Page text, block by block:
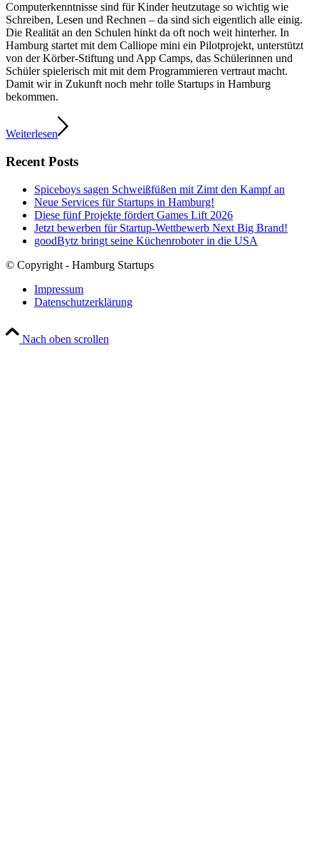
Computerkenntnisse sind für Kinder heutzutage so wichtig wie
Schreiben, Lesen und Rechnen – da sind sich eigentlich alle einig.
Die Realität an den Schulen hinkt da oft noch weit hinterher. In
Hamburg startet mit dem Calliope mini ein Pilotprojekt, unterstützt
von der Körber-Stiftung und App Camps, das Schülerinnen und
Schüler spielerisch mit mit dem Programmieren vertraut macht.
Damit wir in Zukunft noch mehr tolle Startups in Hamburg
bekommen.
Weiterlesen
Recent Posts
Spiceboys sagen Schweißfüßen mit Zimt den Kampf an
Neue Services für Startups in Hamburg!
Diese fünf Projekte fördert Games Lift 2026
Jetzt bewerben für Startup-Wettbewerb Next Big Brand!
goodBytz bringt seine Küchenroboter in die USA
© Copyright - Hamburg Startups
Impressum
Datenschutzerklärung
Nach oben scrollen